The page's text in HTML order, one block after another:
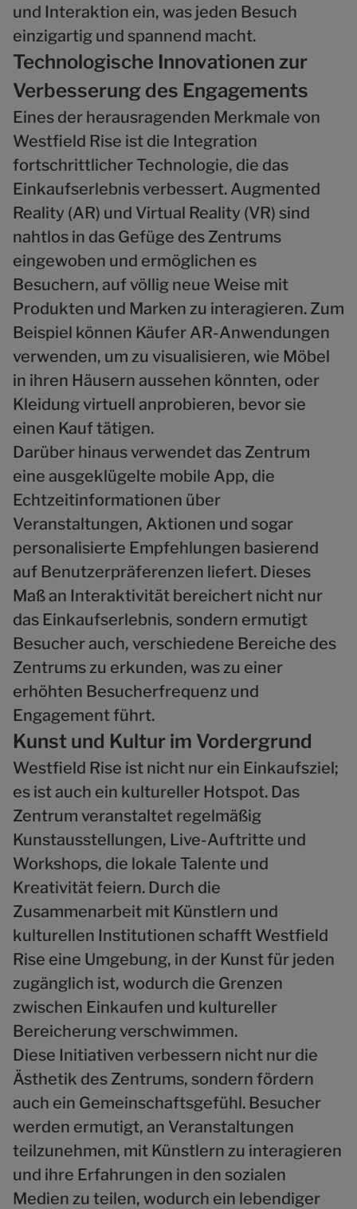
und Interaktion ein, was jeden Besuch
einzigartig und spannend macht.
Technologische Innovationen zur
Verbesserung des Engagements
Eines der herausragenden Merkmale von
Westfield Rise ist die Integration
fortschrittlicher Technologie, die das
Einkaufserlebnis verbessert. Augmented
Reality (AR) und Virtual Reality (VR) sind
nahtlos in das Gefüge des Zentrums
eingewoben und ermöglichen es
Besuchern, auf völlig neue Weise mit
Produkten und Marken zu interagieren. Zum
Beispiel können Käufer AR-Anwendungen
verwenden, um zu visualisieren, wie Möbel
in ihren Häusern aussehen könnten, oder
Kleidung virtuell anprobieren, bevor sie
einen Kauf tätigen.
Darüber hinaus verwendet das Zentrum
eine ausgeklügelte mobile App, die
Echtzeitinformationen über
Veranstaltungen, Aktionen und sogar
personalisierte Empfehlungen basierend
auf Benutzerpräferenzen liefert. Dieses
Maß an Interaktivität bereichert nicht nur
das Einkaufserlebnis, sondern ermutigt
Besucher auch, verschiedene Bereiche des
Zentrums zu erkunden, was zu einer
erhöhten Besucherfrequenz und
Engagement führt.
Kunst und Kultur im Vordergrund
Westfield Rise ist nicht nur ein Einkaufsziel;
es ist auch ein kultureller Hotspot. Das
Zentrum veranstaltet regelmäßig
Kunstausstellungen, Live-Auftritte und
Workshops, die lokale Talente und
Kreativität feiern. Durch die
Zusammenarbeit mit Künstlern und
kulturellen Institutionen schafft Westfield
Rise eine Umgebung, in der Kunst für jeden
zugänglich ist, wodurch die Grenzen
zwischen Einkaufen und kultureller
Bereicherung verschwimmen.
Diese Initiativen verbessern nicht nur die
Ästhetik des Zentrums, sondern fördern
auch ein Gemeinschaftsgefühl. Besucher
werden ermutigt, an Veranstaltungen
teilzunehmen, mit Künstlern zu interagieren
und ihre Erfahrungen in den sozialen
Medien zu teilen, wodurch ein lebendiger